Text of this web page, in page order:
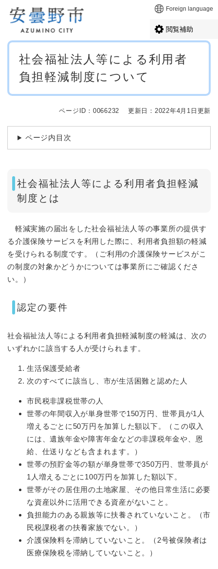
メニューを飛ばして本文へ Foreign language
閲覧補助
本
社会福祉法人等による利用者
負担軽減制度について
ページID：0066232 更新日：2022年4月1日更新
ページ内目次
社会福祉法人等による利用者負担軽減
制度とは
軽減実施の届出をした社会福祉法人等の事業所の提供す
る介護保険サービスを利用した際に、利用者負担額の軽減
を受けられる制度です。（ご利用の介護保険サービスがこ
の制度の対象かどうかについては事業所にご確認くださ
い。）
認定の要件
社会福祉法人等による利用者負担軽減制度の軽減は、次の
いずれかに該当する人が受けられます。
生活保護受給者
次のすべてに該当し、市が生活困難と認めた人
市民税非課税世帯の人
世帯の年間収入が単身世帯で150万円、世帯員が1人
増えるごとに50万円を加算した額以下。（この収入
には、遺族年金や障害年金などの非課税年金や、恩
給、仕送りなども含まれます。）
世帯の預貯金等の額が単身世帯で350万円、世帯員が
1人増えるごとに100万円を加算した額以下。
世帯がその居住用の土地家屋、その他日常生活に必要
な資産以外に活用できる資産がないこと。
負担能力のある親族等に扶養されていないこと。（市
民税課税者の扶養家族でない。）
介護保険料を滞納していないこと。（2号被保険者は
医療保険税を滞納していないこと。）